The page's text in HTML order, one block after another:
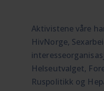
Aktivistene våre
HivNorge,
Helseutvalget,
Ruspolitikk og